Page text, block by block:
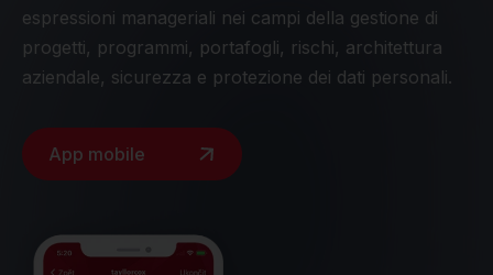
espressioni manageriali nei campi della gestione di
progetti, programmi, portafogli, rischi, architettura
aziendale, sicurezza e protezione dei dati personali.
App mobile